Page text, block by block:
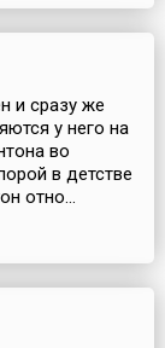
и сразу же
у него на
во
в детстве
отно...